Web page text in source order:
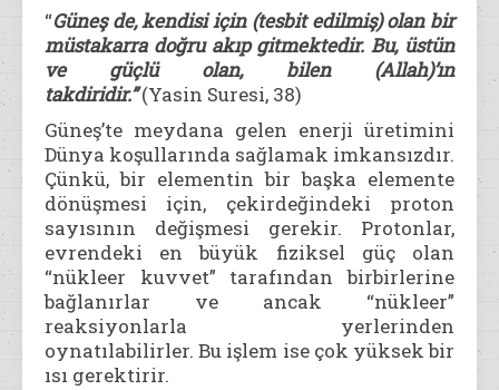
“Güneş de, kendisi için (tesbit edilmiş) olan bir
müstakarra doğru akıp gitmektedir. Bu, üstün
ve güçlü olan, bilen (Allah)’ın
takdiridir.”(Yasin Suresi, 38)
Güneş’te meydana gelen enerji üretimini
Dünya koşullarında sağlamak imkansızdır.
Çünkü, bir elementin bir başka elemente
dönüşmesi için, çekirdeğindeki proton
sayısının değişmesi gerekir. Protonlar,
evrendeki en büyük fiziksel güç olan
“nükleer kuvvet” tarafından birbirlerine
bağlanırlar ve ancak “nükleer”
reaksiyonlarla yerlerinden
oynatılabilirler. Bu işlem ise çok yüksek bir
ısı gerektirir.